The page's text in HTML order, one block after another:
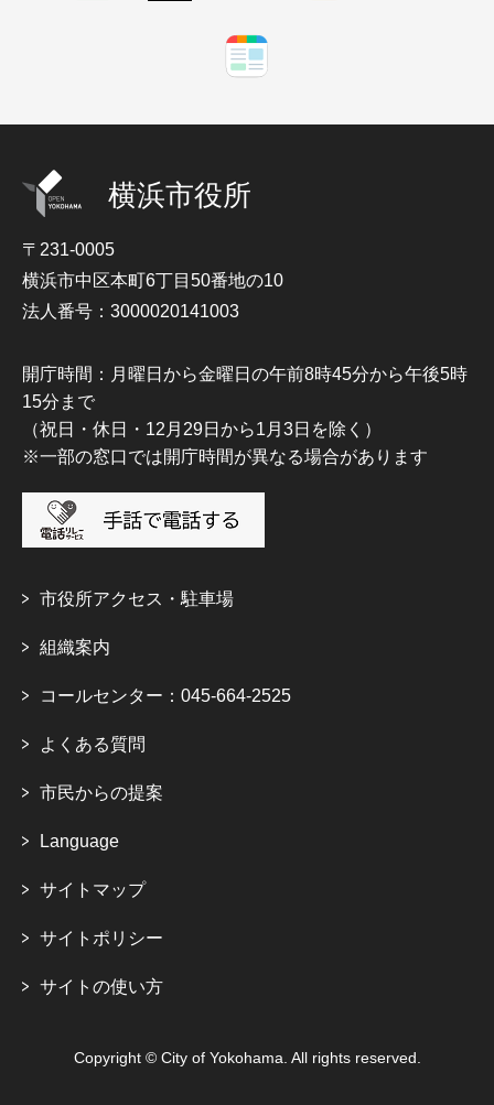
横浜市役所
〒231-0005
横浜市中区本町6丁目50番地の10
法人番号：3000020141003
開庁時間：月曜日から金曜日の午前8時45分から午後5時
15分まで
（祝日・休日・12月29日から1月3日を除く）
※一部の窓口では開庁時間が異なる場合があります
市役所アクセス・駐車場
組織案内
コールセンター：045-664-2525
よくある質問
市民からの提案
Language
サイトマップ
サイトポリシー
サイトの使い方
Copyright © City of Yokohama. All rights reserved.